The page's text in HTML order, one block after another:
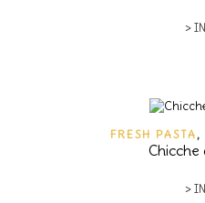
>
FRESH PASTA ,
Chicche
>